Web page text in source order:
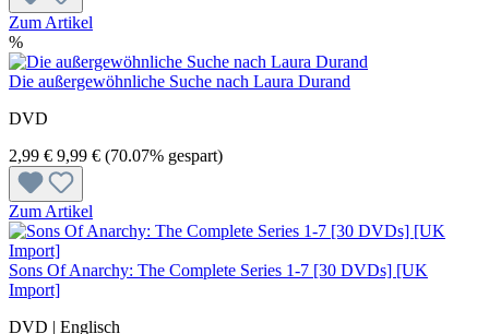
Zum Artikel
%
Die außergewöhnliche Suche nach Laura Durand
DVD
2,99 € 9,99 € (70.07% gespart)
Zum Artikel
Sons Of Anarchy: The Complete Series 1-7 [30 DVDs] [UK
Import]
DVD | Englisch